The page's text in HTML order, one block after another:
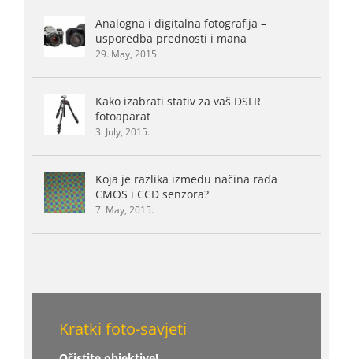
Analogna i digitalna fotografija –
usporedba prednosti i mana
29. May, 2015.
Kako izabrati stativ za vaš DSLR
fotoaparat
3. July, 2015.
Koja je razlika između načina rada
CMOS i CCD senzora?
7. May, 2015.
Kratki foto-savjeti